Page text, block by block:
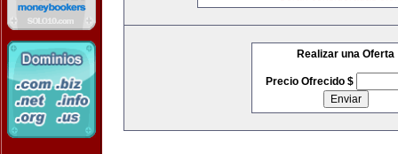
Realizar una Oferta
Precio Ofrecido $